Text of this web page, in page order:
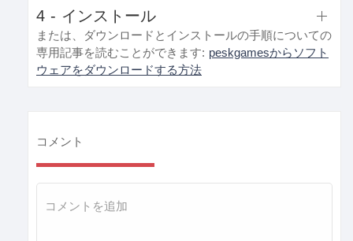
4 - インストール
または、ダウンロードとインストールの手順についての
専用記事を読むことができます: peskgamesからソフト
ウェアをダウンロードする方法
コメント